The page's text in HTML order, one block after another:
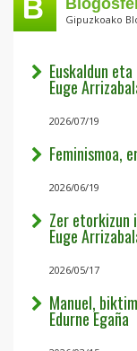
Gipuzkoako
Euskaldun
Euge
2026/07/19
Feminismoa,
2026/06/19
Zer etorkizun
Euge
2026/05/17
Manuel,
Edurne Egaña